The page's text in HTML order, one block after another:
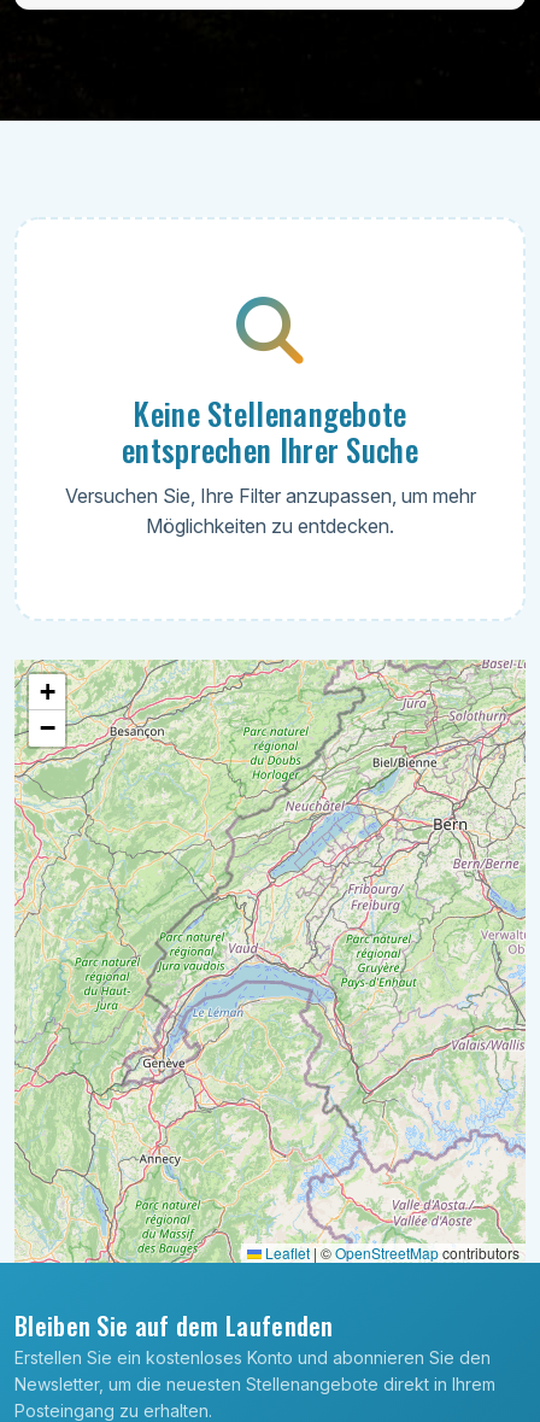
Wohlbefinden
Keine Stellenangebote
entsprechen Ihrer Suche
Versuchen Sie, Ihre Filter anzupassen, um mehr
Möglichkeiten zu entdecken.
+
−
Leaflet | ©OpenStreetMapcontributors
Bleiben Sie auf dem Laufenden
Erstellen Sie ein kostenloses Konto und abonnieren Sie den
Newsletter, um die neuesten Stellenangebote direkt in Ihrem
Posteingang zu erhalten.